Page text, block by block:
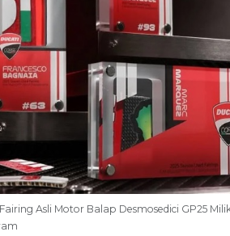
Asli Motor Balap Desmosedici GP25